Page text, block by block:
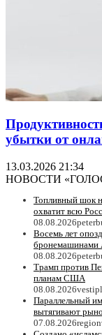
убытки от
13.03.2026 21:34
НОВОСТИ
Топливный шок
охватит всю
08.08.2026
Восемь лет
бронемашинами
08.08.2026
Трамп против
планам США
08.08.2026
Параллельный
вытягивают
07.08.2026